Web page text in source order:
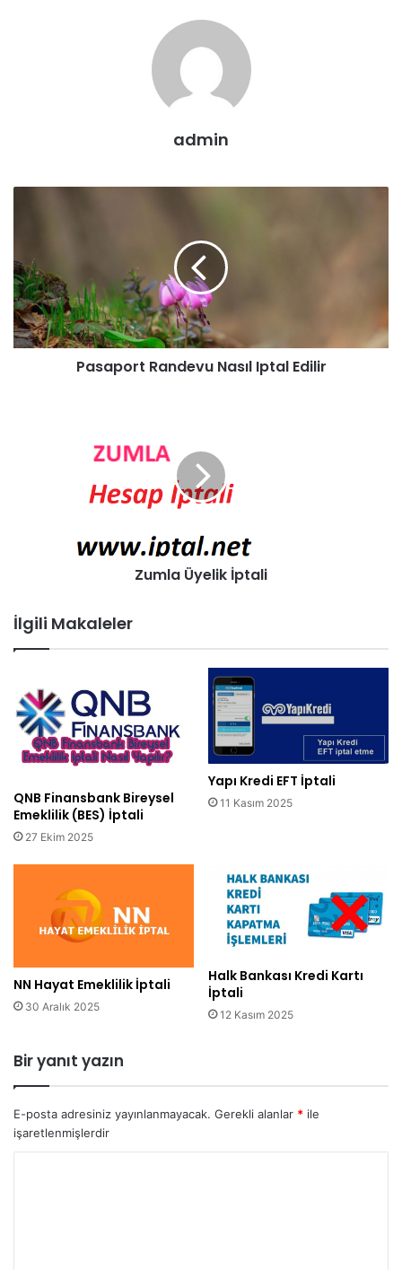
admin
Pasaport Randevu Nasıl Iptal Edilir
Zumla Üyelik İptali
İlgili Makaleler
QNB Finansbank Bireysel
Emeklilik (BES) İptali
27 Ekim 2025
Yapı Kredi EFT İptali
11 Kasım 2025
NN Hayat Emeklilik İptali
30 Aralık 2025
Halk Bankası Kredi Kartı
İptali
12 Kasım 2025
Bir yanıt yazın
E-posta adresiniz yayınlanmayacak. Gerekli alanlar * ile
işaretlenmişlerdir